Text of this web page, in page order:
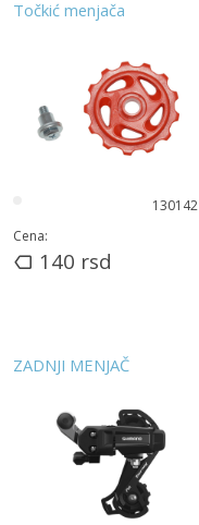
Točkić menjača
130142
Cena:
140 rsd
ZADNJI MENJAČ